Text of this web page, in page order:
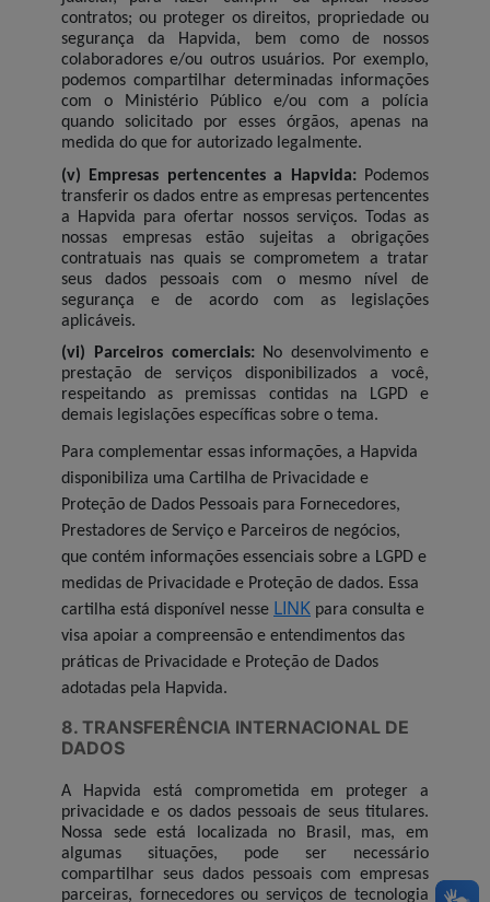
contratos; ou proteger os direitos, propriedade ou
segurança da Hapvida, bem como de nossos
colaboradores e/ou outros usuários. Por exemplo,
podemos compartilhar determinadas informações
com o Ministério Público e/ou com a polícia
quando solicitado por esses órgãos, apenas na
medida do que for autorizado legalmente.
(v) Empresas pertencentes a Hapvida:Podemos
transferir os dados entre as empresas pertencentes
a Hapvida para ofertar nossos serviços. Todas as
nossas empresas estão sujeitas a obrigações
contratuais nas quais se comprometem a tratar
seus dados pessoais com o mesmo nível de
segurança e de acordo com as legislações
aplicáveis.
(vi) Parceiros comerciais:No desenvolvimento e
prestação de serviços disponibilizados a você,
respeitando as premissas contidas na LGPD e
demais legislações específicas sobre o tema.
Para complementar essas informações, a Hapvida
disponibiliza uma Cartilha de Privacidade e
Proteção de Dados Pessoais para Fornecedores,
Prestadores de Serviço e Parceiros de negócios,
que contém informações essenciais sobre a LGPD e
medidas de Privacidade e Proteção de dados. Essa
cartilha está disponível nesse LINK para consulta e
visa apoiar a compreensão e entendimentos das
práticas de Privacidade e Proteção de Dados
adotadas pela Hapvida.
8. TRANSFERÊNCIA INTERNACIONAL DE
DADOS
A Hapvida está comprometida em proteger a
privacidade e os dados pessoais de seus titulares.
Nossa sede está localizada no Brasil, mas, em
algumas situações, pode ser necessário
compartilhar seus dados pessoais com empresas
parceiras, fornecedores ou serviços de tecnologia